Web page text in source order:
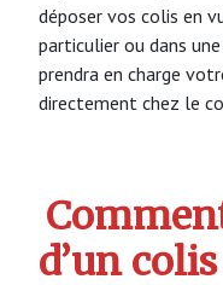
déposer vos colis en
particulier ou dans
prendra en charge
directement chez le
d’un